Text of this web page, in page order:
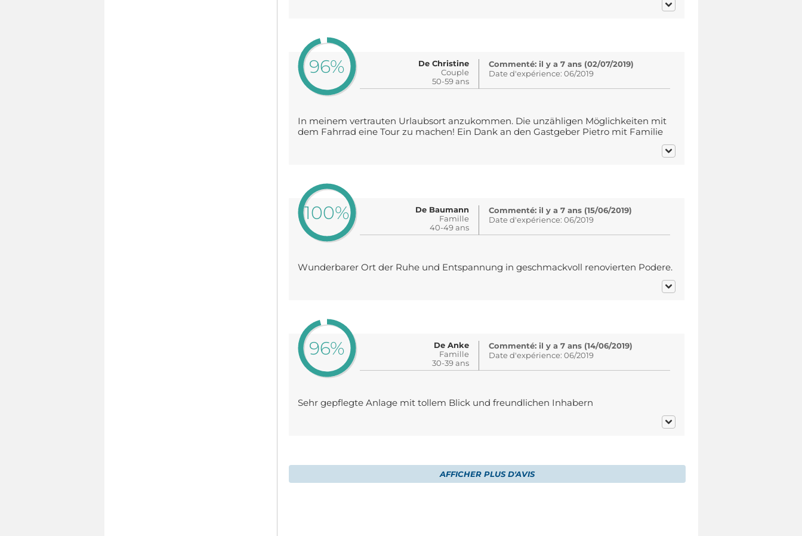
96%
De Christine
Couple
50-59 ans
Commenté: il y a 7 ans (02/07/2019)
Date d'expérience: 06/2019
In meinem vertrauten Urlaubsort anzukommen. Die unzähligen Möglichkeiten mit
dem Fahrrad eine Tour zu machen! Ein Dank an den Gastgeber Pietro mit Familie
100%
De Baumann
Famille
40-49 ans
Commenté: il y a 7 ans (15/06/2019)
Date d'expérience: 06/2019
Wunderbarer Ort der Ruhe und Entspannung in geschmackvoll renovierten Podere.
96%
De Anke
Famille
30-39 ans
Commenté: il y a 7 ans (14/06/2019)
Date d'expérience: 06/2019
Sehr gepflegte Anlage mit tollem Blick und freundlichen Inhabern
AFFICHER PLUS D'AVIS